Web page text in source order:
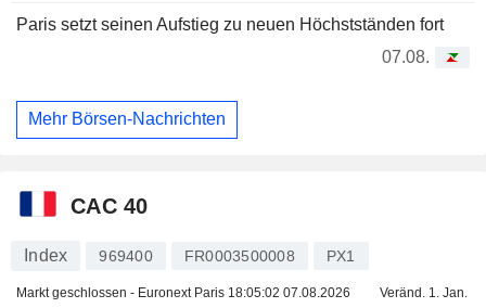
Paris setzt seinen Aufstieg zu neuen Höchstständen fort
07.08.
Mehr Börsen-Nachrichten
CAC 40
Index 969400 FR0003500008 PX1
Markt geschlossen - Euronext Paris 18:05:02 07.08.2026 Veränd. 1. Jan.